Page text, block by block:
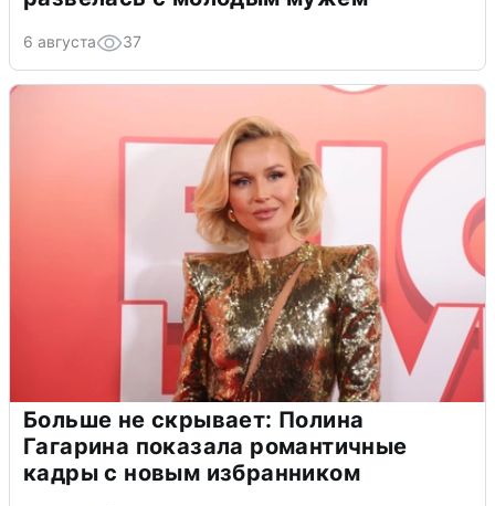
6 августа 37
Больше не скрывает: Полина
Гагарина показала романтичные
кадры с новым избранником